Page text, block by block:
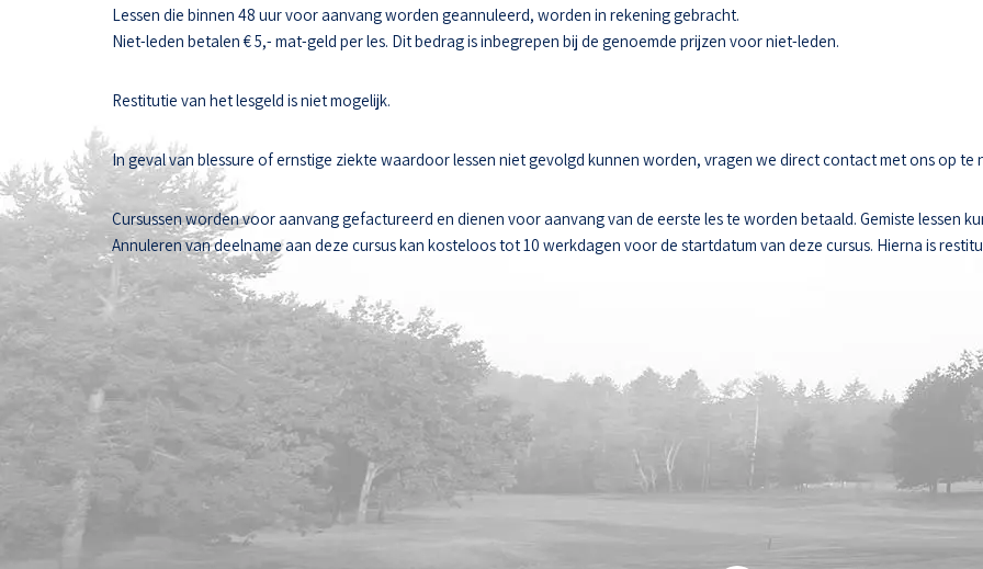
Lessen die binnen 48 uur voor aanvang worden geannuleerd, worden in rekening gebracht.
Niet-leden betalen € 5,- mat-geld per les. Dit bedrag is inbegrepen bij de genoemde prijzen voor niet-leden.
Restitutie van het lesgeld is niet mogelijk.
In geval van blessure of ernstige ziekte waardoor lessen niet gevolgd kunnen worden, vragen we direct contact met ons op te
Cursussen worden voor aanvang gefactureerd en dienen voor aanvang van de eerste les te worden betaald. Gemiste lessen
Annuleren van deelname aan deze cursus kan kosteloos tot 10 werkdagen voor de startdatum van deze cursus. Hierna is